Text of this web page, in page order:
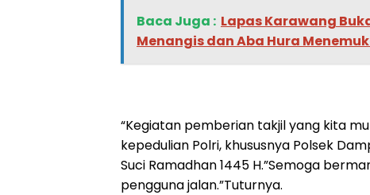
Baca Juga : ‎Lapas Karawang
Menangis dan Aba Hura
“Kegiatan pemberian takjil yang kita
kepedulian Polri, khususnya Polsek
Suci Ramadhan 1445 H.”Semoga
pengguna jalan.”Tuturnya.